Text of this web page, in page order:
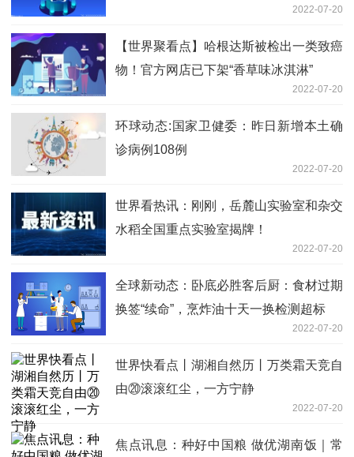
2022-07-20
【世界聚看点】哈根达斯被检出一类致癌
物！官方网店已下架“香草味冰淇淋”
2022-07-20
环球动态:国家卫健委：昨日新增本土确
诊病例108例
2022-07-20
世界看热讯：刚刚，岳麓山实验室和杂交
水稻全国重点实验室揭牌！
2022-07-20
全球新动态：卧底必胜客后厨：食材过期
换签“续命”，烹炸油十天一换检测超标
2022-07-20
世界快看点丨湖湘自然历丨万类霜天竞自
由⑳滚滚红尘，一方宁静
2022-07-20
焦点讯息：种好中国粮 做优湖南饭｜常